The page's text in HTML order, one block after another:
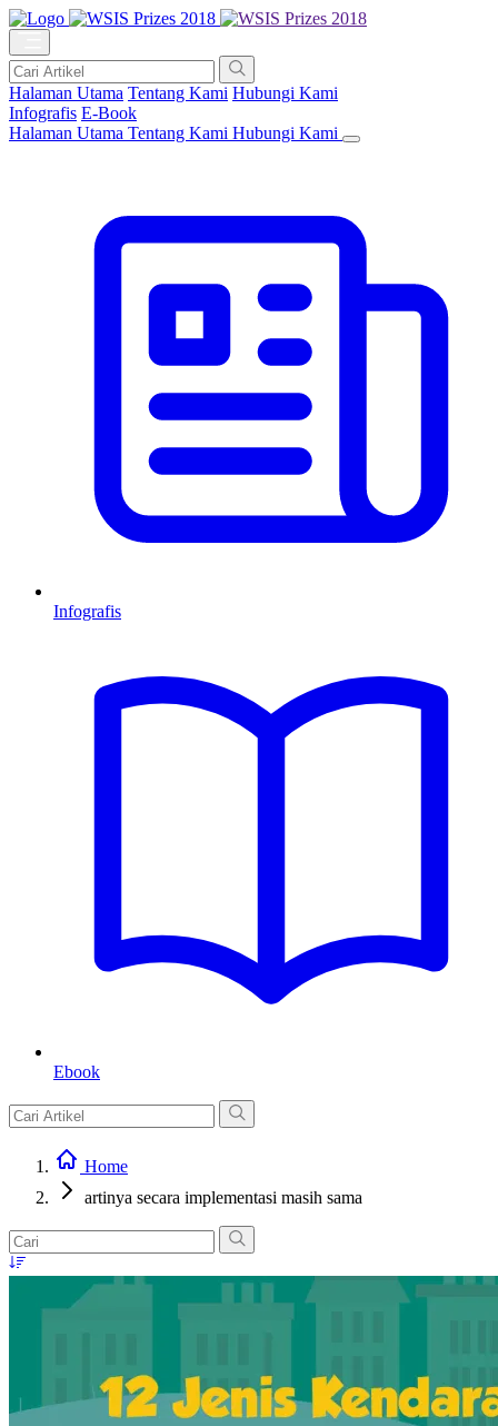
Halaman Utama Tentang Kami Hubungi Kami
Infografis E-Book
Halaman Utama Tentang Kami Hubungi Kami
Infografis
Ebook
Home
artinya secara implementasi masih sama